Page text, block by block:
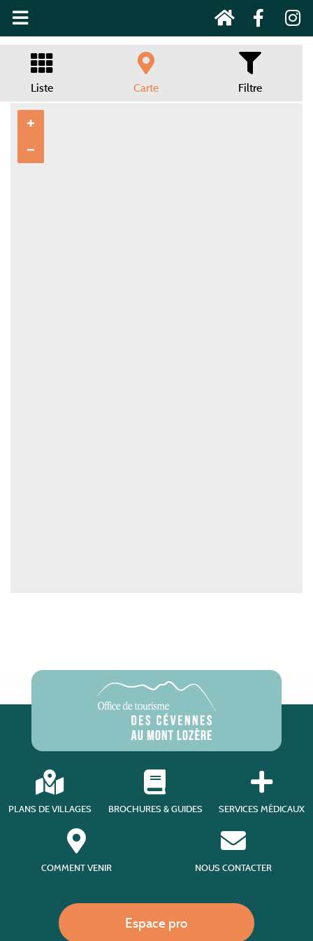
Liste Carte Filtre
PLANS DE VILLAGES BROCHURES & GUIDES SERVICES MÉDICAUX
COMMENT VENIR NOUS CONTACTER
Espace pro